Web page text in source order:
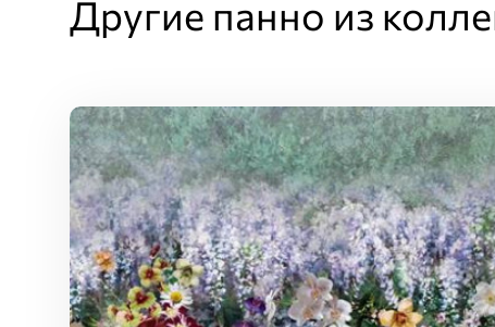
Другие панно из